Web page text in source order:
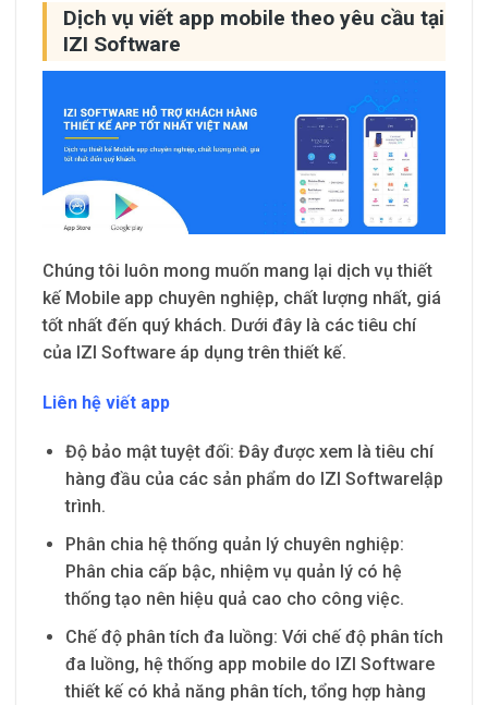
Dịch vụ viết app mobile theo yêu cầu tại
IZI Software
Chúng tôi luôn mong muốn mang lại dịch vụ thiết
kế Mobile app chuyên nghiệp, chất lượng nhất, giá
tốt nhất đến quý khách. Dưới đây là các tiêu chí
của IZI Software áp dụng trên thiết kế.
Liên hệ viết app
Độ bảo mật tuyệt đối: Đây được xem là tiêu chí
hàng đầu của các sản phẩm do IZI Softwarelập
trình.
Phân chia hệ thống quản lý chuyên nghiệp:
Phân chia cấp bậc, nhiệm vụ quản lý có hệ
thống tạo nên hiệu quả cao cho công việc.
Chế độ phân tích đa luồng: Với chế độ phân tích
đa luồng, hệ thống app mobile do IZI Software
thiết kế có khả năng phân tích, tổng hợp hàng